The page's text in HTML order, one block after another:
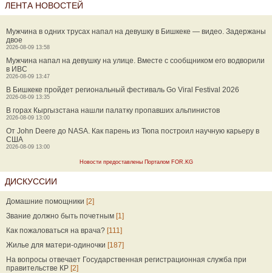
ЛЕНТА НОВОСТЕЙ
Мужчина в одних трусах напал на девушку в Бишкеке — видео. Задержаны
двое
2026-08-09 13:58
Мужчина напал на девушку на улице. Вместе с сообщником его водворили
в ИВС
2026-08-09 13:47
В Бишкеке пройдет региональный фестиваль Go Viral Festival 2026
2026-08-09 13:35
В горах Кыргызстана нашли палатку пропавших альпинистов
2026-08-09 13:00
От John Deere до NASA. Как парень из Тюпа построил научную карьеру в
США
2026-08-09 13:00
Новости предоставлены Порталом FOR.KG
ДИСКУССИИ
Домашние помощники [2]
Звание должно быть почетным [1]
Как пожаловаться на врача? [111]
Жилье для матери-одиночки [187]
На вопросы отвечает Государственная регистрационная служба при
правительстве КР [2]